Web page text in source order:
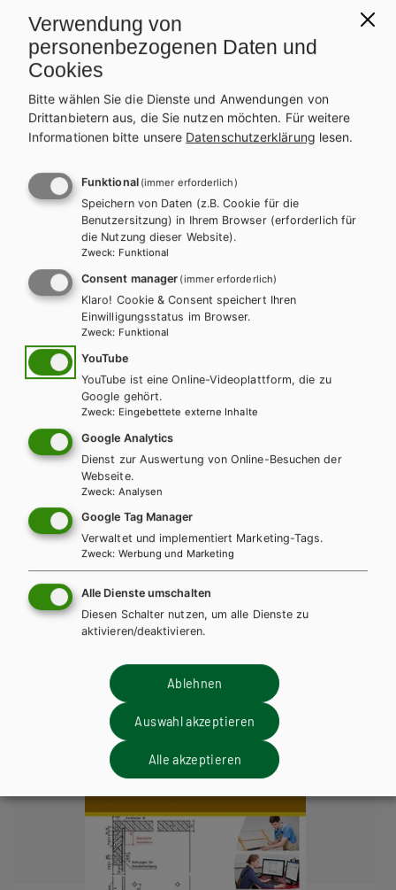
HUT
Vectorworks interiorcad 2014 - Grundlagen
Lehrbuch
Grundkenntnisse Holztechnik, Lernfelder 1
bis 4, Arbeitsheft
Verwendung von
personenbezogenen Daten und
Cookies
Bitte wählen Sie die Dienste und Anwendungen von
Drittanbietern aus, die Sie nutzen möchten. Für weitere
Informationen bitte unsere Datenschutzerklärung lesen.
Funktional (immer erforderlich)
Speichern von Daten (z.B. Cookie für die
Benutzersitzung) in Ihrem Browser (erforderlich für
die Nutzung dieser Website).
Zweck: Funktional
Consent manager (immer erforderlich)
Klaro! Cookie & Consent speichert Ihren
Einwilligungsstatus im Browser.
Zweck: Funktional
YouTube
YouTube ist eine Online-Videoplattform, die zu
Google gehört.
Zweck: Eingebettete externe Inhalte
Google Analytics
Dienst zur Auswertung von Online-Besuchen der
Webseite.
Zweck: Analysen
Google Tag Manager
Verwaltet und implementiert Marketing-Tags.
Zweck: Werbung und Marketing
Alle Dienste umschalten
Diesen Schalter nutzen, um alle Dienste zu
aktivieren/deaktivieren.
Ablehnen
Auswahl akzeptieren
Alle akzeptieren